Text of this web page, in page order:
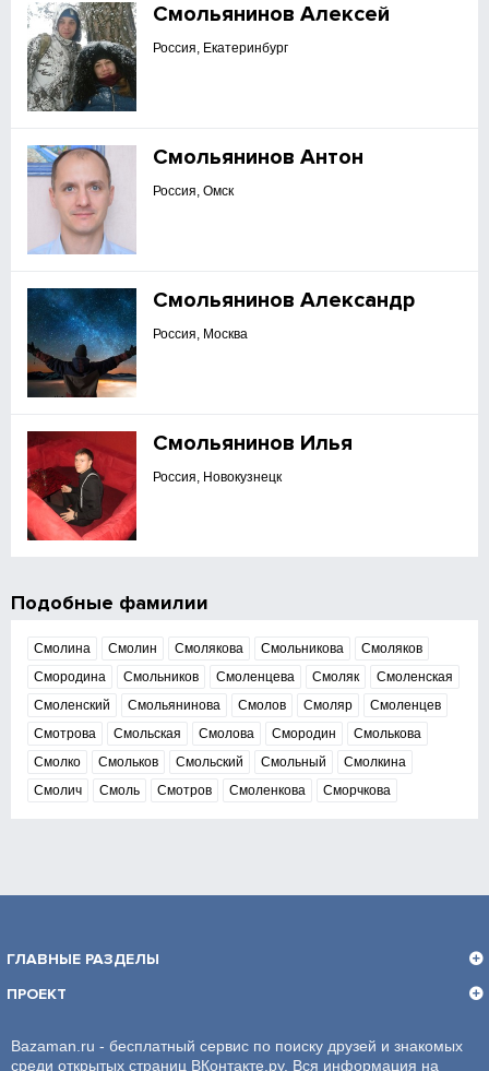
Смольянинов Алексей
Россия, Екатеринбург
Смольянинов Антон
Россия, Омск
Смольянинов Александр
Россия, Москва
Смольянинов Илья
Россия, Новокузнецк
Подобные фамилии
Смолина Смолин Смолякова Смольникова
Смоляков
Смородина
Смольников Смоленцева Смоляк
Смоленская
Смоленский
Смольянинова Смолов Смоляр
Смоленцев
Смотрова
Смольская Смолова Смородин
Смолькова
Смолко
Смольков Смольский Смольный
Смолкина
Смолич
Смоль Смотров Смоленкова Сморчкова
ГЛАВНЫЕ РАЗДЕЛЫ
ПРОЕКТ
Bazaman.ru - бесплатный сервис по поиску друзей и знакомых
среди открытых страниц ВКонтакте.ру. Вся информация на